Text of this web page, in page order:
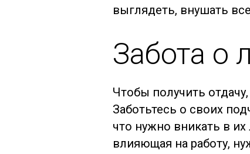
выглядеть, внушать
Забота о
Чтобы получить
Заботьтесь о своих
что нужно вникать в
влияющая на работу,